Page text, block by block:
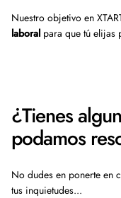
Nuestro objetivo en
laboral para que tú elijas
¿Tienes
podamos
No dudes en ponerte en
tus inquietudes...